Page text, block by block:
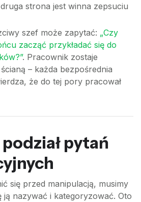
strona jest winna zepsuciu
szef może zapytać: „Czy
zacząć przykładać się do
. Pracownik zostaje
– każda bezpośrednia
że do tej pory pracował
pytań
się przed manipulacją, musimy
ją nazywać i kategoryzować. Oto